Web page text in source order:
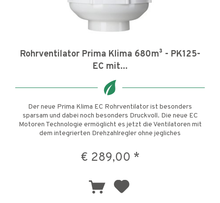
Rohrventilator Prima Klima 680m³ - PK125-
EC mit...
Der neue Prima Klima EC Rohrventilator ist besonders
sparsam und dabei noch besonders Druckvoll. Die neue EC
Motoren Technologie ermöglicht es jetzt die Ventilatoren mit
dem integrierten Drehzahlregler ohne jegliches
€ 289,00 *